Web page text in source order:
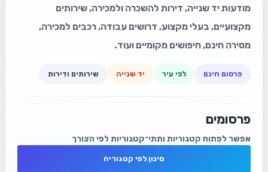
מודעות יד שנייה, דירות להשכרה ולמכירה, שירותים
מקצועיים, בעלי מקצוע, דרושים עבודה, רכבים למכירה,
מסירה חינם, חיפושים מקומיים ועוד.
פרסום חינם לפי עיר יד שנייה שירותים ודירות
פרסומים
אפשר לפתוח קטגוריות ותתי־קטגוריות לפי הצורך
סינון לפי קטגוריה